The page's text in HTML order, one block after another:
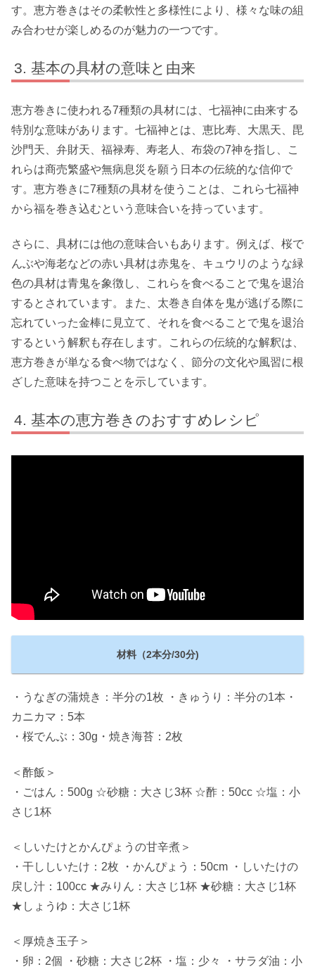
す。恵方巻きはその柔軟性と多様性により、様々な味の組
み合わせが楽しめるのが魅力の一つです。
基本の具材の意味と由来
恵方巻きに使われる7種類の具材には、七福神に由来する
特別な意味があります。七福神とは、恵比寿、大黒天、毘
沙門天、弁財天、福禄寿、寿老人、布袋の7神を指し、こ
れらは商売繁盛や無病息災を願う日本の伝統的な信仰で
す。恵方巻きに7種類の具材を使うことは、これら七福神
から福を巻き込むという意味合いを持っています。
さらに、具材には他の意味合いもあります。例えば、桜で
んぶや海老などの赤い具材は赤鬼を、キュウリのような緑
色の具材は青鬼を象徴し、これらを食べることで鬼を退治
するとされています。また、太巻き自体を鬼が逃げる際に
忘れていった金棒に見立て、それを食べることで鬼を退治
するという解釈も存在します。これらの伝統的な解釈は、
恵方巻きが単なる食べ物ではなく、節分の文化や風習に根
ざした意味を持つことを示しています。
基本の恵方巻きのおすすめレシピ
材料（2本分/30分)
・うなぎの蒲焼き：半分の1枚 ・きゅうり：半分の1本・
カニカマ：5本
・桜でんぶ：30g・焼き海苔：2枚
＜酢飯＞
・ごはん：500g ☆砂糖：大さじ3杯 ☆酢：50cc ☆塩：小
さじ1杯
＜しいたけとかんぴょうの甘辛煮＞
・干ししいたけ：2枚 ・かんぴょう：50cm ・しいたけの
戻し汁：100cc ★みりん：大さじ1杯 ★砂糖：大さじ1杯
★しょうゆ：大さじ1杯
＜厚焼き玉子＞
・卵：2個 ・砂糖：大さじ2杯 ・塩：少々 ・サラダ油：小